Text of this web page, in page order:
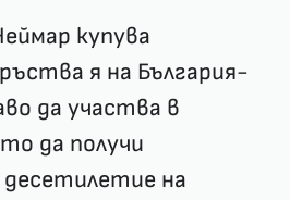
купува
я на България-
да участва в
да получи
десетилетие на